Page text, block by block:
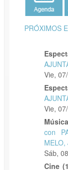
PRÓXIMOS
Vie,
Vie,
Música
con
Sáb,
Cine